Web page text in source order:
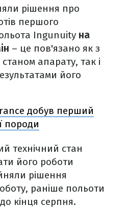
рішення про
першого
Ingunuity на
– це пов'язано як з
апарату, так і
його
добув перший
породи
технічний стан
його роботи
рішення
раніше польоти
кінця серпня.